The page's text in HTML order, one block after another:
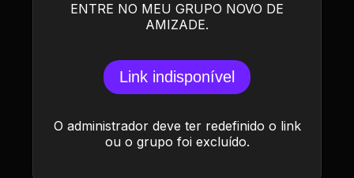
ENTRE NO MEU GRUPO NOVO DE
AMIZADE.
Link indisponível
O administrador deve ter redefinido o link
ou o grupo foi excluído.